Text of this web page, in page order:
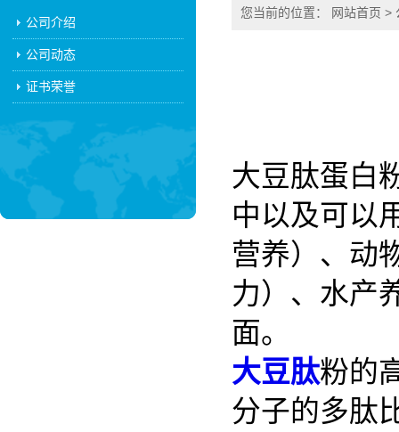
公司介绍
公司动态
证书荣誉
您当前的位置： 网站首页 >
大豆肽蛋白
中以及可以
营养）、动
力）、水产
面。
大豆肽粉的
分子的多肽